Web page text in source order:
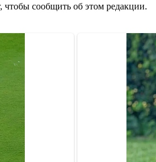
сообщить об этом редакции.